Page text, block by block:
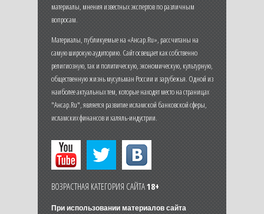
материалы, мнения известных экспертов по различным
вопросам.
Материалы, публикуемые на «Ансар.Ru», рассчитаны на
самую широкую аудиторию. Сайт освещает как собственно
религиозную, так и политическую, экономическую, культурную,
общественную жизнь мусульман России и зарубежья. Одной из
наиболее актуальных тем, которые находят место на страницах
"Ансар.Ru", является развитие исламской банковской сферы,
исламских финансов и халяль-индустрии.
ВОЗРАСТНАЯ КАТЕГОРИЯ САЙТА18+
При использовании материалов сайта